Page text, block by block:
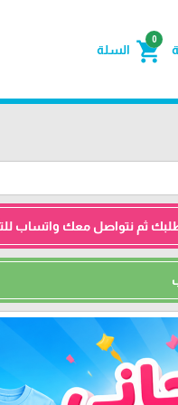
0
shopping_cart السلة
ثم نتواصل معك واتساب